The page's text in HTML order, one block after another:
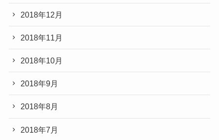
2018年12月
2018年11月
2018年10月
2018年9月
2018年8月
2018年7月